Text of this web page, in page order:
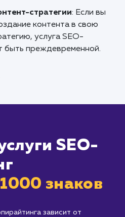
с пользователями:
контент не только
но и увлекает аудиторию,
доступным и
данный
на онлайн-